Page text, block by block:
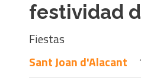
festividad
Fiestas
Sant Joan d'Alacant